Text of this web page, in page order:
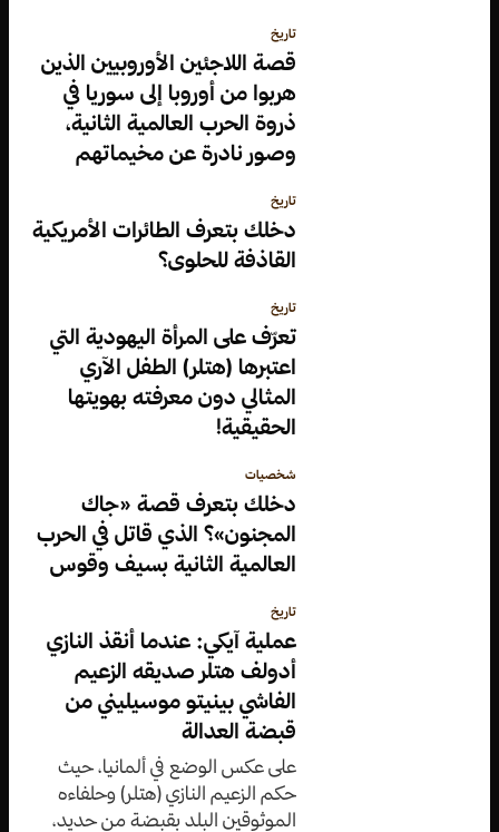
تاريخ
قصة اللاجئين الأوروبيين الذين
هربوا من أوروبا إلى سوريا في
ذروة الحرب العالمية الثانية،
وصور نادرة عن مخيماتهم
تاريخ
دخلك بتعرف الطائرات الأمريكية
القاذفة للحلوى؟
تاريخ
تعرّف على المرأة اليهودية التي
اعتبرها (هتلر) الطفل الآري
المثالي دون معرفته بهويتها
الحقيقية!
شخصيات
دخلك بتعرف قصة «جاك
المجنون»؟ الذي قاتل في الحرب
العالمية الثانية بسيف وقوس
تاريخ
عملية آيكي: عندما أنقذ النازي
أدولف هتلر صديقه الزعيم
الفاشي بينيتو موسيليني من
قبضة العدالة
على عكس الوضع في ألمانيا، حيث
حكم الزعيم النازي (هتلر) وحلفاءه
الموثوقين البلد بقبضة من حديد،